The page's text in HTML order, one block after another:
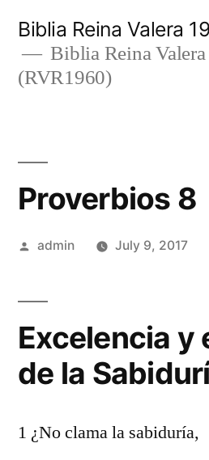
content
Biblia Reina Valera
Biblia Reina
(RVR1960)
Proverbios 8
Posted
admin July 9, 2017
Excelencia y
de la
1 ¿No clama la sabiduría,